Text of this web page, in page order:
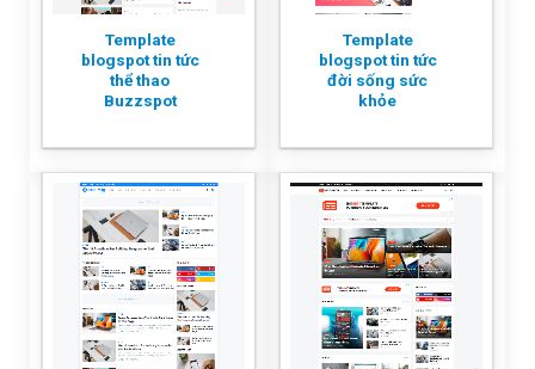
Template
blogspot tin tức
thể thao
Buzzspot
Template
blogspot tin tức
đời sống sức
khỏe